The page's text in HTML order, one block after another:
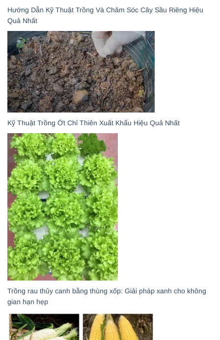
Hướng Dẫn Kỹ Thuật Trồng Và Chăm Sóc Cây Sầu Riêng Hiệu
Quả Nhất
Kỹ Thuật Trồng Ớt Chỉ Thiên Xuất Khẩu Hiệu Quả Nhất
Trồng rau thủy canh bằng thùng xốp: Giải pháp xanh cho không
gian hạn hẹp